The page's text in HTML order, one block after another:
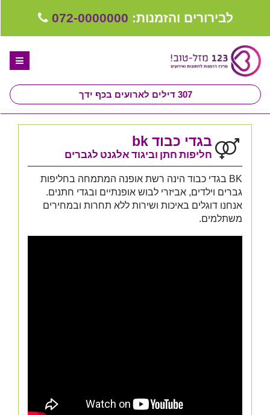
לבירורים והזמנות: 072-0000000
307 דילים לארועים בכף ידך
ספקים לחתונה מומלצים
קבלו ייעוץ בחינם
טיפים לארגון ותכנון חתונה
קבוצת וואטסאפ-ספקים עונים LIVE
בגדי כבוד bk
חליפות חתן וביגוד אלגנט לגברים
BK בגדי כבוד הינה רשת אופנה המתמחה בחליפות
גברים וילדים, אביזרי לבוש אופנתיים ובגדי חתנים.
אנחנו דוגלים באיכות ושירות ללא תחרות ובמחירים
משתלמים.